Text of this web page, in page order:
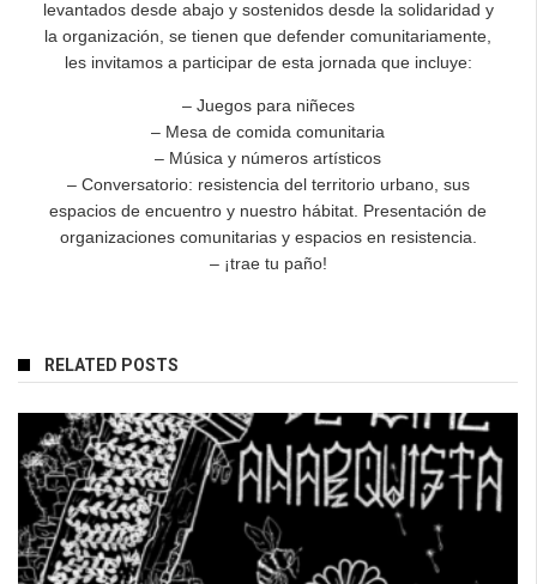
levantados desde abajo y sostenidos desde la solidaridad y
la organización, se tienen que defender comunitariamente,
les invitamos a participar de esta jornada que incluye:
– Juegos para niñeces
– Mesa de comida comunitaria
– Música y números artísticos
– Conversatorio: resistencia del territorio urbano, sus
espacios de encuentro y nuestro hábitat. Presentación de
organizaciones comunitarias y espacios en resistencia.
– ¡trae tu paño!
RELATED POSTS